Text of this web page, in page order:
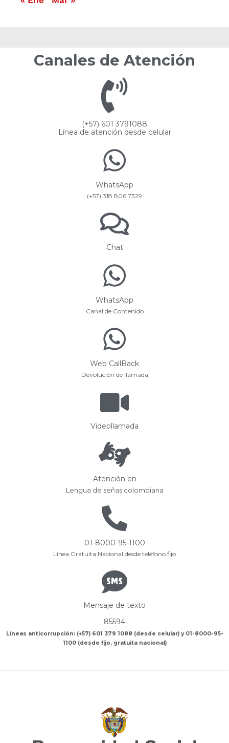
Canales de Atención
(+57) 601 3791088
Línea de atención desde celular
WhatsApp
(+57) 318 806 7329
Chat
WhatsApp
Canal de Contenido
Web CallBack
Devolución de llamada
Videollamada
Atención en
Lengua de señas colombiana
01-8000-95-1100
Línea Gratuita Nacional desde teléfono fijo
Mensaje de texto
85594
Líneas anticorrupción: (+57) 601 379 1088 (desde celular) y 01-8000-95-
1100 (desde fijo, gratuita nacional)